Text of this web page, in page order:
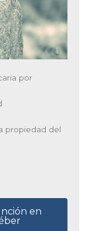
por
propiedad del
en